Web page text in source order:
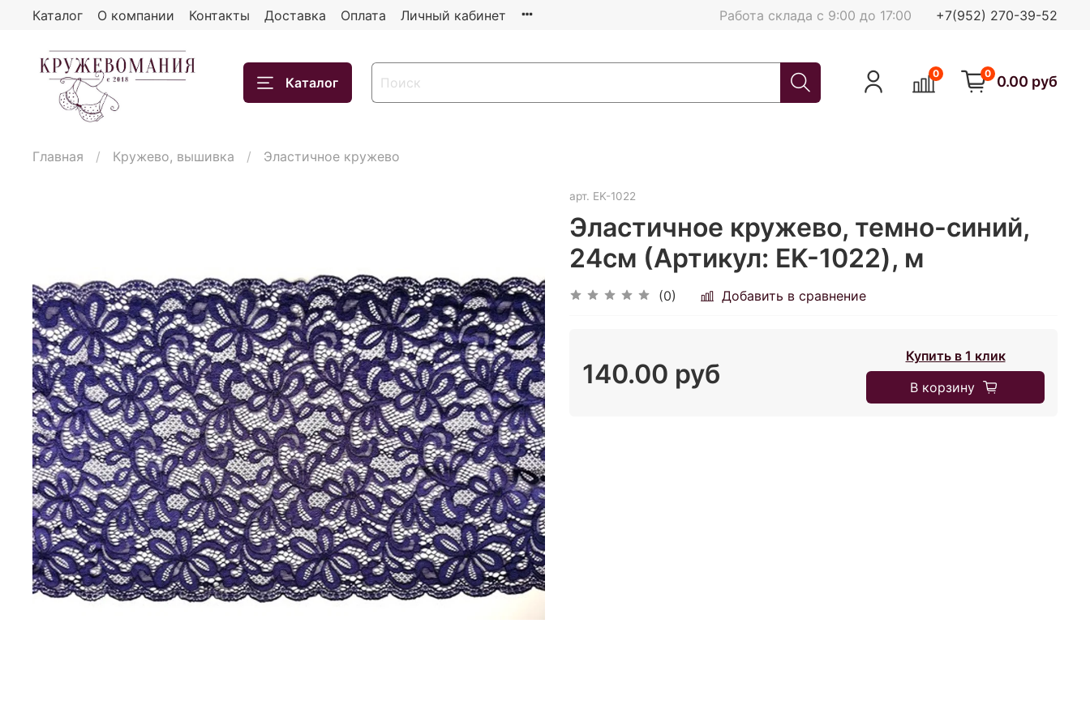
Каталог О компании Контакты Доставка Оплата Личный кабинет Работа склада с 9:00 до 17:00 +7(952) 270-39-52
Каталог
0 0 0.00 руб
Главная Кружево, вышивка Эластичное кружево
арт. EK-1022
Эластичное кружево, темно-синий,
24см (Артикул: EK-1022), м
(0) Добавить в сравнение
140.00 руб
Купить в 1 клик
В корзину